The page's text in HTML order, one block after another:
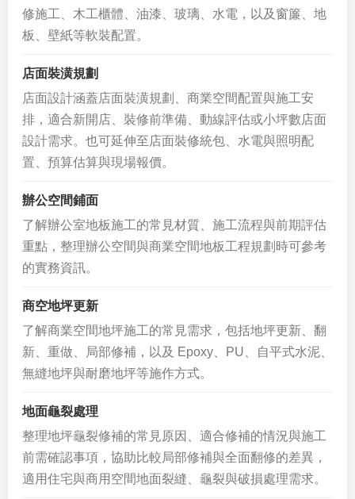
修施工、木工櫃體、油漆、玻璃、水電，以及窗簾、地
板、壁紙等軟裝配置。
店面裝潢規劃
店面設計涵蓋店面裝潢規劃、商業空間配置與施工安
排，適合新開店、裝修前準備、動線評估或小坪數店面
設計需求。也可延伸至店面裝修統包、水電與照明配
置、預算估算與現場報價。
辦公空間鋪面
了解辦公室地板施工的常見材質、施工流程與前期評估
重點，整理辦公空間與商業空間地板工程規劃時可參考
的實務資訊。
商空地坪更新
了解商業空間地坪施工的常見需求，包括地坪更新、翻
新、重做、局部修補，以及 Epoxy、PU、自平式水泥、
無縫地坪與耐磨地坪等施作方式。
地面龜裂處理
整理地坪龜裂修補的常見原因、適合修補的情況與施工
前需確認事項，協助比較局部修補與全面翻修的差異，
適用住宅與商用空間地面裂縫、龜裂與破損處理需求。